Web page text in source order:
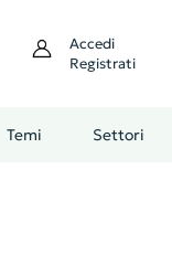
Accedi
Registrati
Temi Settori